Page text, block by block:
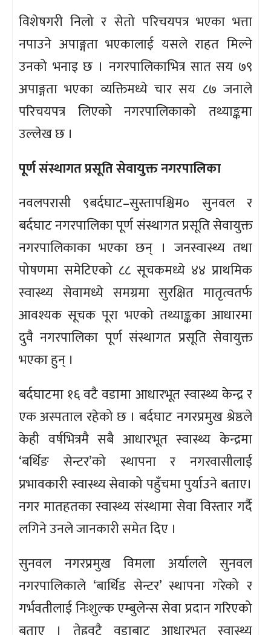
विशेषगरी निलो र सेतो परिचयपत्र भएका भत्ता
नपाउने अपाङ्गता भएकालाई यसले राहत मिल्ने
उनको भनाइ छ । नगरपालिकाभित्र सात सय ७९
अपाङ्गता भएका व्यक्तिमध्ये चार सय ८७ जनाले
परिचयपत्र लिएको नगरपालिकाको तथ्याङ्कमा
उल्लेख छ ।
पूर्ण संस्थागत प्रसूति सेवायुक्त नगरपालिका
नवलपरासी ९बर्दघाट–सुस्तापश्चिम० सुनवल र
बर्दघाट नगरपालिका पूर्ण संस्थागत प्रसूति सेवायुक्त
नगरपालिकाका भएका छन् । जनस्वास्थ्य तथा
पोषणमा समेटिएको ८८ सूचकमध्ये ४४ प्राथमिक
स्वास्थ्य सेवामध्ये समग्रमा सुरक्षित मातृत्वतर्फ
आवश्यक सूचक पूरा भएको तथ्याङ्कका आधारमा
दुवै नगरपालिका पूर्ण संस्थागत प्रसूति सेवायुक्त
भएका हुन् ।
बर्दघाटमा १६ वटै वडामा आधारभूत स्वास्थ्य केन्द्र र
एक अस्पताल रहेको छ । बर्दघाट नगरप्रमुख श्रेष्ठले
केही वर्षभित्रमै सबै आधारभूत स्वास्थ्य केन्द्रमा
‘बर्थिङ सेन्टर’को स्थापना र नगरवासीलाई
प्रभावकारी स्वास्थ्य सेवाको पहुँचमा पुर्याउने बताए।
नगर मातहतका स्वास्थ्य संस्थामा सेवा विस्तार गर्दै
लगिने उनले जानकारी समेत दिए ।
सुनवल नगरप्रमुख विमला अर्यालले सुनवल
नगरपालिकाले ‘बार्थिड सेन्टर’ स्थापना गरेको र
गर्भवतीलाई निःशुल्क एम्बुलेन्स सेवा प्रदान गरिएको